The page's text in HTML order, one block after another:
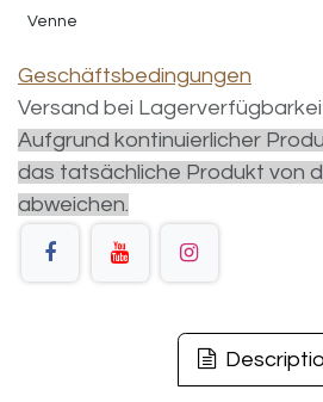
Venne
Geschäftsbedingungen
Versand bei
Aufgrund kontinuierlicher
das tatsächliche Produkt von
abweichen.